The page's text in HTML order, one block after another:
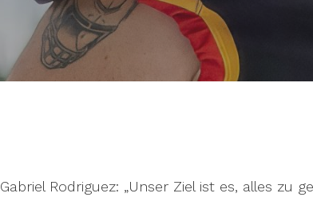
Gabriel Rodriguez: „Unser Ziel ist es, alles zu